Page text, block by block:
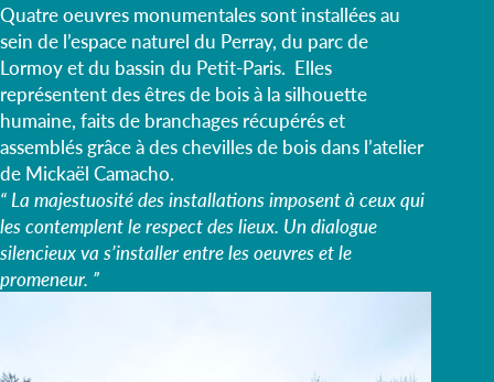
Quatre oeuvres monumentales sont installées au
sein de l’espace naturel du Perray, du parc de
Lormoy et du bassin du Petit-Paris. Elles
représentent des êtres de bois à la silhouette
humaine, faits de branchages récupérés et
assemblés grâce à des chevilles de bois dans l’atelier
de Mickaël Camacho.
“ La majestuosité des installations imposent à ceux qui
les contemplent le respect des lieux. Un dialogue
silencieux va s’installer entre les oeuvres et le
promeneur. ”